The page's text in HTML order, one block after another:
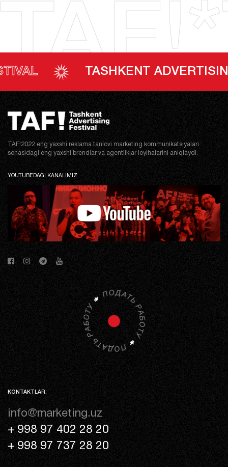
TASHKENT ADVERTISING
TAF!2022 eng yaxshi reklama tanlovi marketing kommunikatsiyalari
sohasidagi eng yaxshi brendlar va agentliklar loyihalarini aniqlaydi.
YOUTUBEDAGI KANALIMIZ
KONTAKTLAR:
info@marketing.uz
+ 998 97 402 28 20
+ 998 97 737 28 20